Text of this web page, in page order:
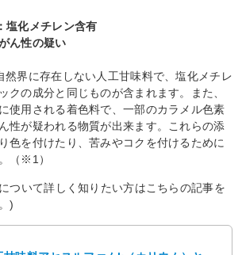
塩化メチレン含有
ん性の疑い
然界に存在しない人工甘味料で、塩化メチレ
クの成分と同じものが含まれます。また、
使用される着色料で、一部のカラメル色素
性が疑われる物質が出来ます。これらの添
色を付けたり、苦みやコクを付けるために
（※1）
ついて詳しく知りたい方はこちらの記事を
)